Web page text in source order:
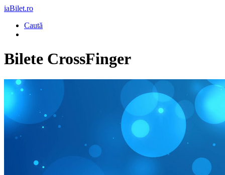
iaBilet.ro
Caută
Bilete CrossFinger